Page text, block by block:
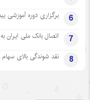
6 برگزاری دوره آموزشی
7 اتصال بانک ملی
8 نقد شوندگی بالای